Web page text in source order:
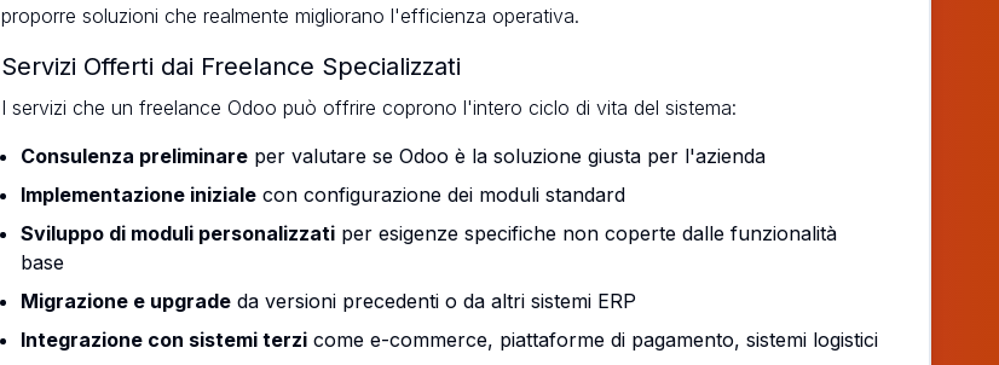
proporre soluzioni che realmente migliorano l'efficienza operativa.
Servizi Offerti dai Freelance Specializzati
I servizi che un freelance Odoo può offrire coprono l'intero ciclo di vita del sistema:
Consulenza preliminare per valutare se Odoo è la soluzione giusta per l'azienda
Implementazione iniziale con configurazione dei moduli standard
Sviluppo di moduli personalizzati per esigenze specifiche non coperte dalle funzionalità
base
Migrazione e upgrade da versioni precedenti o da altri sistemi ERP
Integrazione con sistemi terzi come e-commerce, piattaforme di pagamento, sistemi logistici